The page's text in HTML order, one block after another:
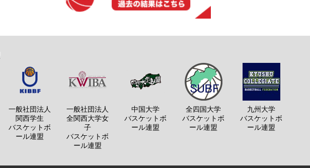
一般社団法人
関西学生
バスケットボ
ール連盟
一般社団法人
全関西大学女
子
バスケットボ
ール連盟
中国大学
バスケットボ
ール連盟
全四国大学
バスケットボ
ール連盟
九州大学
バスケットボ
ール連盟